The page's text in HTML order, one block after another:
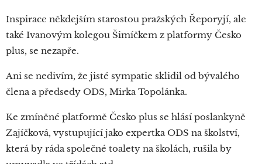
Inspirace někdejším starostou pražských Řeporyjí, ale
také Ivanovým kolegou Šimíčkem z platformy Česko
plus, se nezapře.
Ani se nedivím, že jisté sympatie sklidil od bývalého
člena a předsedy ODS, Mirka Topolánka.
Ke zmíněné platformě Česko plus se hlásí poslankyně
Zajíčková, vystupující jako expertka ODS na školství,
která by ráda společné toalety na školách, rušila by